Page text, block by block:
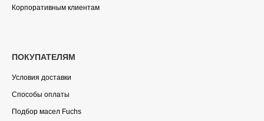
Корпоративным клиентам
ПОКУПАТЕЛЯМ
Условия доставки
Способы оплаты
Подбор масел Fuchs